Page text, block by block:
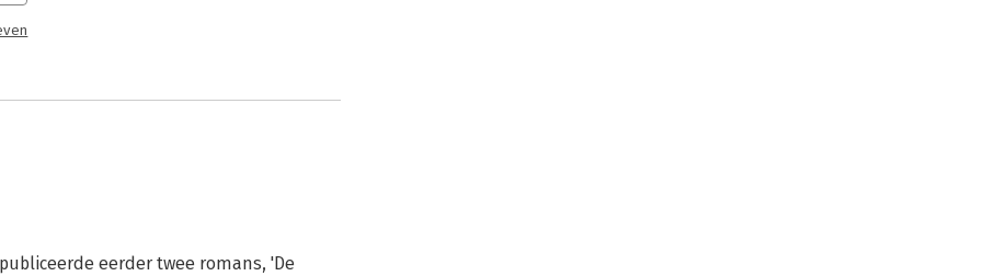
eerder twee romans, 'De